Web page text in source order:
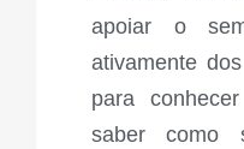
apoiar o
ativamente
para
saber como